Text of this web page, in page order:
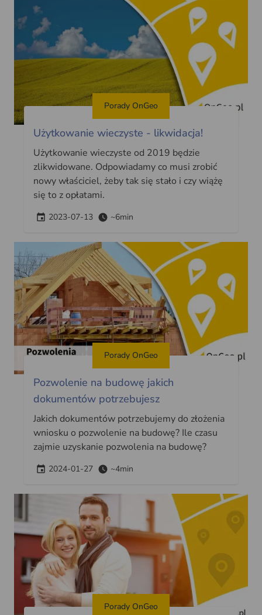
Porady OnGeo
Użytkowanie wieczyste - likwidacja!
Użytkowanie wieczyste od 2019 będzie
zlikwidowane. Odpowiadamy co musi zrobić
nowy właściciel, żeby tak się stało i czy wiążę
się to z opłatami.
2023-07-13 ~6min
Porady OnGeo
Pozwolenie na budowę jakich
dokumentów potrzebujesz
Jakich dokumentów potrzebujemy do złożenia
wniosku o pozwolenie na budowę? Ile czasu
zajmie uzyskanie pozwolenia na budowę?
2024-01-27 ~4min
Porady OnGeo